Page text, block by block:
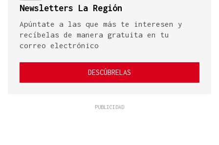
Newsletters La Región
Apúntate a las que más te interesen y
recíbelas de manera gratuita en tu
correo electrónico
DESCÚBRELAS